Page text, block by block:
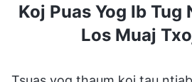
Koj Puas Yog Ib Tug
Los Muaj